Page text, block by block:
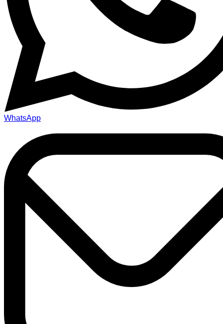
WhatsApp